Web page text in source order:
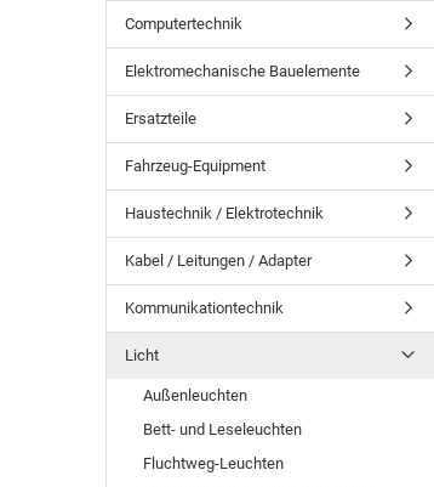
Computertechnik
Elektromechanische Bauelemente
Ersatzteile
Fahrzeug-Equipment
Haustechnik / Elektrotechnik
Kabel / Leitungen / Adapter
Kommunikationtechnik
Licht
Außenleuchten
Bett- und Leseleuchten
Fluchtweg-Leuchten